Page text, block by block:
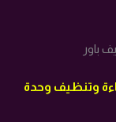
وتنظيف وحدة